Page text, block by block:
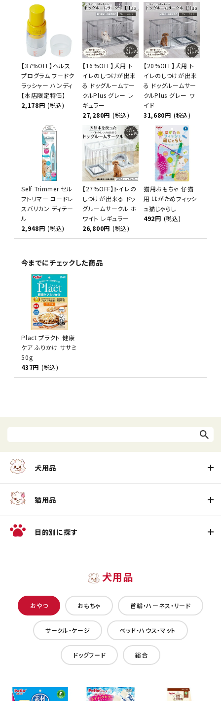
【37%OFF】ヘルス
プログラム フードク
ラッシャー ハンディ
【本店限定特価】
2,178円 (税込)
【16%OFF】犬用 ト
イレのしつけが出来
る ドッグルームサー
クルPlus グレー レ
ギュラー
27,280円 (税込)
【20%OFF】犬用 ト
イレのしつけが出来
る ドッグルームサー
クルPlus グレー ワ
イド
31,680円 (税込)
Self Trimmer セル
フトリマー コードレ
スバリカン ディテー
ル
2,948円 (税込)
【27%OFF】トイレの
しつけが出来る ドッ
グルームサークル ホ
ワイト レギュラー
26,800円 (税込)
猫用おもちゃ 仔猫
用 はがためフィッシ
ュ猫じゃらし
492円 (税込)
今までにチェックした商品
Plact プラクト 健康
ケア ふりかけ ササミ
50g
437円 (税込)
犬用品
猫用品
目的別に探す
犬用品
おやつ おもちゃ 首輪・ハーネス・リード
サークル・ケージ ベッド・ハウス・マット
ドッグフード 総合